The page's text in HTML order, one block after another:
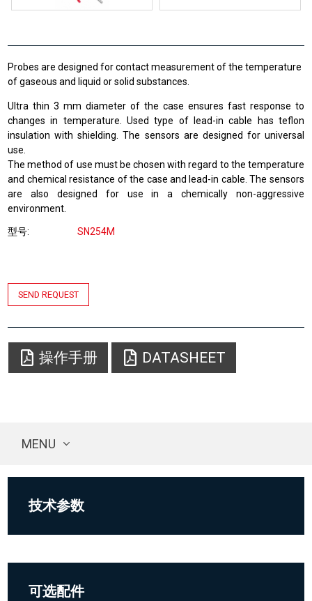
Probes are designed for contact measurement of the temperature
of gaseous and liquid or solid substances.
Ultra thin 3 mm diameter of the case ensures fast response to
changes in temperature. Used type of lead-in cable has teflon
insulation with shielding. The sensors are designed for universal
use.
The method of use must be chosen with regard to the temperature
and chemical resistance of the case and lead-in cable. The sensors
are also designed for use in a chemically non-aggressive
environment.
型号 SN254M
SEND REQUEST
操作手册 DATASHEET
MENU
技术参数
可选配件